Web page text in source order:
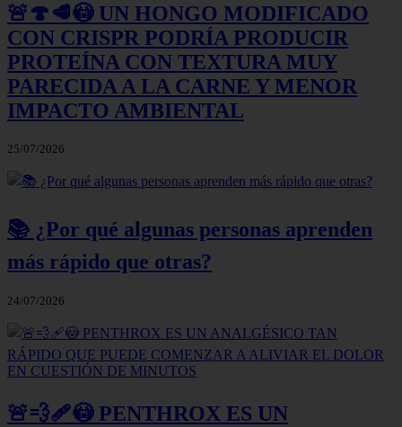
🚨🍄🥩😳 UN HONGO MODIFICADO
CON CRISPR PODRÍA PRODUCIR
PROTEÍNA CON TEXTURA MUY
PARECIDA A LA CARNE Y MENOR
IMPACTO AMBIENTAL
25/07/2026
📚 ¿Por qué algunas personas aprenden
más rápido que otras?
24/07/2026
🚨💨🩹😳 PENTHROX ES UN